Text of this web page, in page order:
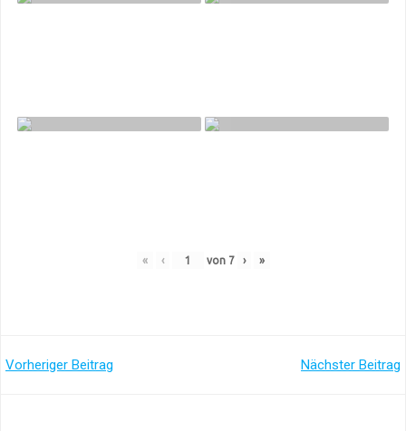
« ‹ von 7 › »
Post
Vorheriger Beitrag Nächster Beitrag